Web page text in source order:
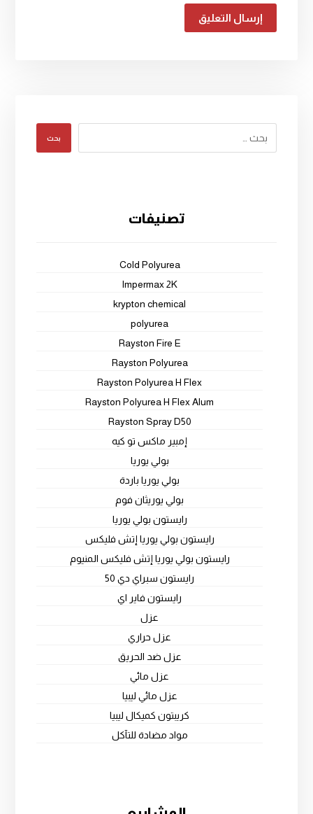
إرسال التعليق
بحث
تصنيفات
Cold Polyurea
Impermax 2K
krypton chemical
polyurea
Rayston Fire E
Rayston Polyurea
Rayston Polyurea H Flex
Rayston Polyurea H Flex Alum
Rayston Spray D50
إمبير ماكس تو كيه
بولي يوريا
بولي يوريا باردة
بولي يوريثان فوم
رايستون بولي يوريا
رايستون بولي يوريا إتش فليكس
رايستون بولي يوريا إتش فليكس المنيوم
رايستون سبراي دي 50
رايستون فاير اي
عزل
عزل حراري
عزل ضد الحريق
عزل مائي
عزل مائي ليبيا
كريبتون كميكال ليبيا
مواد مضادة للتآكل